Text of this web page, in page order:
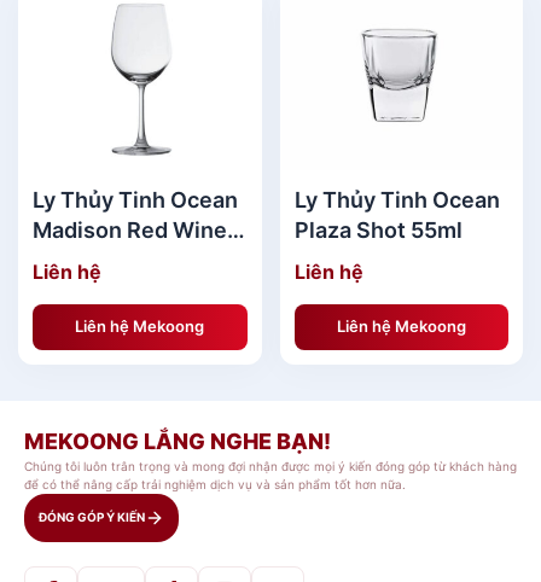
Ly Thủy Tinh Ocean
Madison Red Wine
425ml - Ly rượu
vang đỏ
Liên hệ
Liên hệ Mekoong
Ly Thủy Tinh Ocean
Plaza Shot 55ml
Liên hệ
Liên hệ Mekoong
MEKOONG LẮNG NGHE BẠN!
Chúng tôi luôn trân trọng và mong đợi nhận được mọi ý kiến đóng góp từ khách hàng
để có thể nâng cấp trải nghiệm dịch vụ và sản phẩm tốt hơn nữa.
ĐÓNG GÓP Ý KIẾN